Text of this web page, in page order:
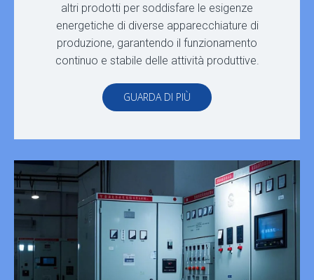
altri prodotti per soddisfare le esigenze
energetiche di diverse apparecchiature di
produzione, garantendo il funzionamento
continuo e stabile delle attività produttive.
GUARDA DI PIÙ